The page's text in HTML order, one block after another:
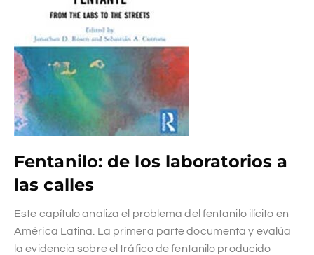
Fentanilo: de los laboratorios a
las calles
Este capítulo analiza el problema del fentanilo ilícito en
América Latina. La primera parte documenta y evalúa
la evidencia sobre el tráfico de fentanilo producido